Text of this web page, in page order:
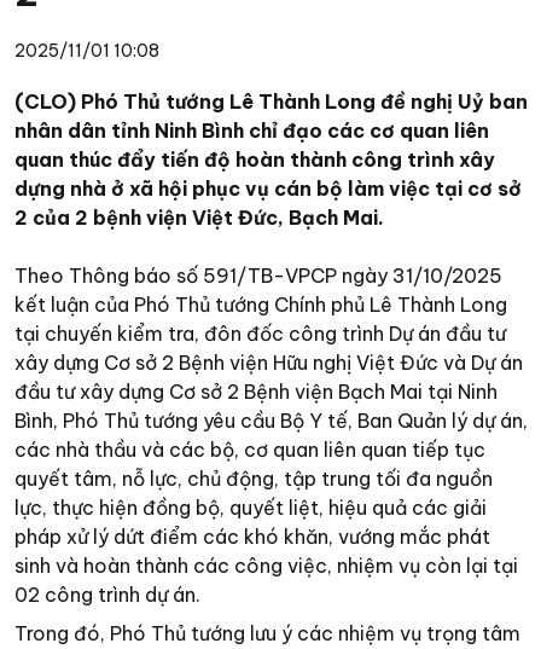
2025/11/01 10:08
(CLO) Phó Thủ tướng Lê Thành Long đề nghị Uỷ ban
nhân dân tỉnh Ninh Bình chỉ đạo các cơ quan liên
quan thúc đẩy tiến độ hoàn thành công trình xây
dựng nhà ở xã hội phục vụ cán bộ làm việc tại cơ sở
2 của 2 bệnh viện Việt Đức, Bạch Mai.
Theo Thông báo số 591/TB-VPCP ngày 31/10/2025
kết luận của Phó Thủ tướng Chính phủ Lê Thành Long
tại chuyến kiểm tra, đôn đốc công trình Dự án đầu tư
xây dựng Cơ sở 2 Bệnh viện Hữu nghị Việt Đức và Dự án
đầu tư xây dựng Cơ sở 2 Bệnh viện Bạch Mai tại Ninh
Bình, Phó Thủ tướng yêu cầu Bộ Y tế, Ban Quản lý dự án,
các nhà thầu và các bộ, cơ quan liên quan tiếp tục
quyết tâm, nỗ lực, chủ động, tập trung tối đa nguồn
lực, thực hiện đồng bộ, quyết liệt, hiệu quả các giải
pháp xử lý dứt điểm các khó khăn, vướng mắc phát
sinh và hoàn thành các công việc, nhiệm vụ còn lại tại
02 công trình dự án.
Trong đó, Phó Thủ tướng lưu ý các nhiệm vụ trọng tâm